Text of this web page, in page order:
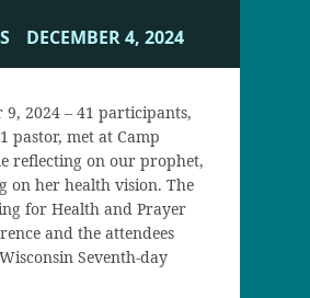
DECEMBER 4, 2024
2024 – 41 participants,
pastor, met at Camp
reflecting on our prophet,
on her health vision. The
for Health and Prayer
and the attendees
Seventh-day